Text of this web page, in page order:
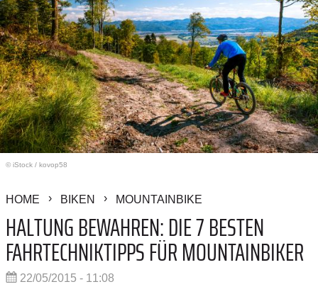
© iStock / kovop58
HOME BIKEN MOUNTAINBIKE
HALTUNG BEWAHREN: DIE 7 BESTEN
FAHRTECHNIKTIPPS FÜR MOUNTAINBIKER
22/05/2015 - 11:08